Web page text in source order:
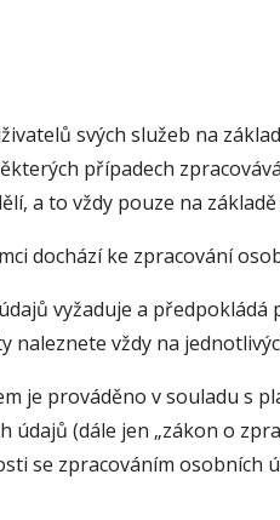
svých služeb na
případech
a to vždy pouze na
dochází ke zpracování
vyžaduje a
naleznete vždy na
je prováděno v souladu s
údajů (dále jen „zákon o
se zpracováním